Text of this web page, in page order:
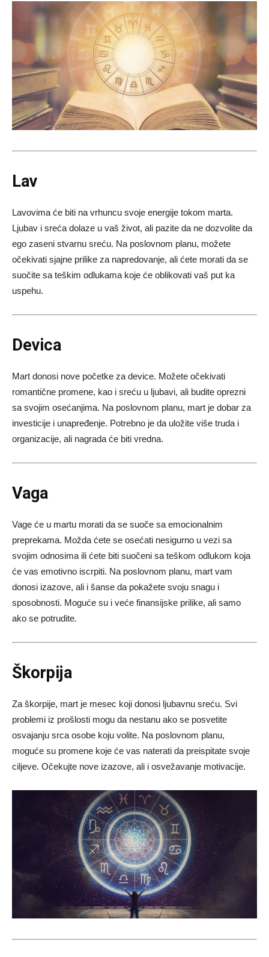
Lav
Lavovima će biti na vrhuncu svoje energije tokom marta.
Ljubav i sreća dolaze u vaš život, ali pazite da ne dozvolite da
ego zaseni stvarnu sreću. Na poslovnom planu, možete
očekivati sjajne prilike za napredovanje, ali ćete morati da se
suočite sa teškim odlukama koje će oblikovati vaš put ka
uspehu.
Devica
Mart donosi nove početke za device. Možete očekivati
romantične promene, kao i sreću u ljubavi, ali budite oprezni
sa svojim osećanjima. Na poslovnom planu, mart je dobar za
investicije i unapređenje. Potrebno je da uložite više truda i
organizacije, ali nagrada će biti vredna.
Vaga
Vage će u martu morati da se suoče sa emocionalnim
preprekama. Možda ćete se osećati nesigurno u vezi sa
svojim odnosima ili ćete biti suočeni sa teškom odlukom koja
će vas emotivno iscrpiti. Na poslovnom planu, mart vam
donosi izazove, ali i šanse da pokažete svoju snagu i
sposobnosti. Moguće su i veće finansijske prilike, ali samo
ako se potrudite.
Škorpija
Za škorpije, mart je mesec koji donosi ljubavnu sreću. Svi
problemi iz prošlosti mogu da nestanu ako se posvetite
osvajanju srca osobe koju volite. Na poslovnom planu,
moguće su promene koje će vas naterati da preispitate svoje
ciljeve. Očekujte nove izazove, ali i osvežavanje motivacije.